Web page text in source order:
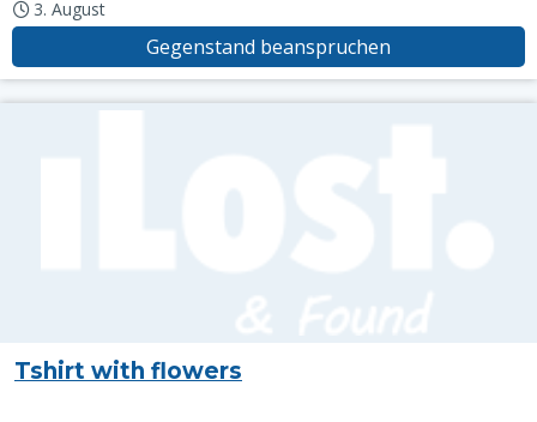
3. August
Gegenstand beanspruchen
Tshirt with flowers